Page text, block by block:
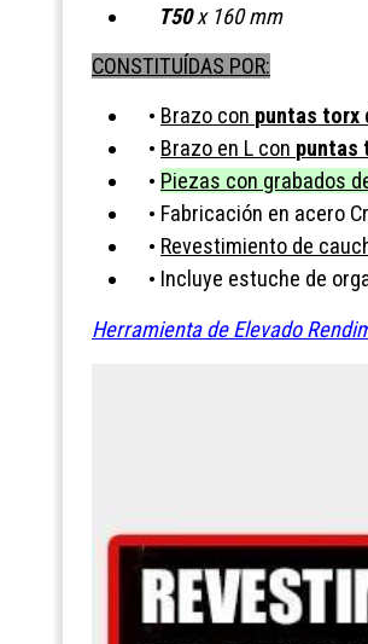
T50x 160 mm
CONSTITUÍDAS POR:
• Brazo con puntas torx
• Brazo en L con puntas
• Piezas con grabados
• Fabricación en acero
• Revestimiento de
• Incluye estuche de
Herramienta de Elevado